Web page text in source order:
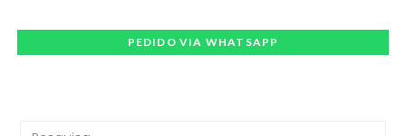
PEDIDO VIA WHATSAPP